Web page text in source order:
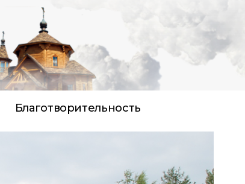
Благотворительность